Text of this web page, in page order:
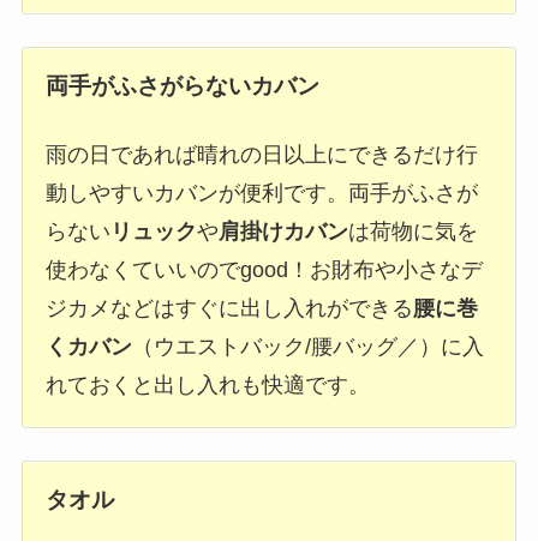
両手がふさがらないカバン
雨の日であれば晴れの日以上にできるだけ行
動しやすいカバンが便利です。両手がふさが
らない リュックや肩掛けカバンは荷物に気を
使わなくていいのでgood！お財布や小さなデ
ジカメなどはすぐに出し入れができる腰に巻
くカバン （ウエストバック/腰バッグ／）に入
れておくと出し入れも快適です。
タオル